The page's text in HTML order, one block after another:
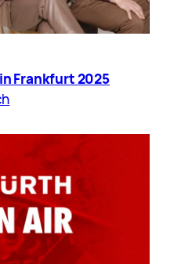
Frankfurt 2025